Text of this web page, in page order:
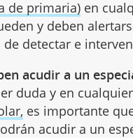
de primaria)en
y deben
de detectar e
acudir a un
duda y en
es importante
acudir a un